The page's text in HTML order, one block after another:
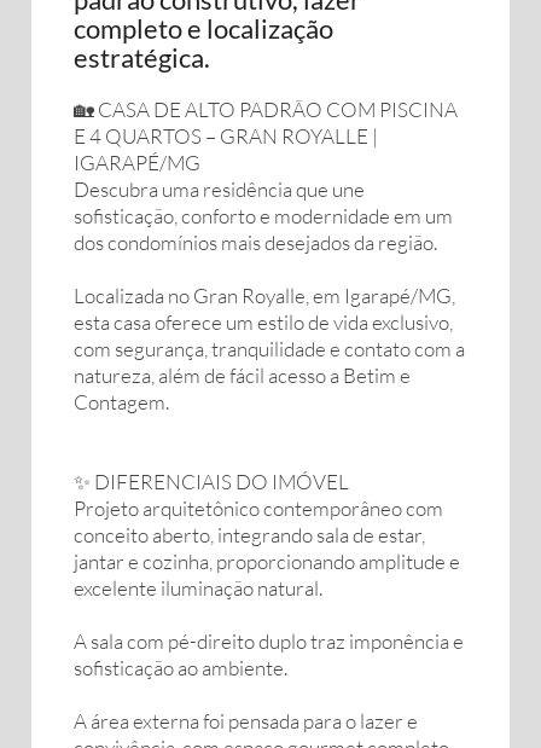
completo e localização
estratégica.
🏡 CASA DE ALTO PADRÃO COM PISCINA
E 4 QUARTOS – GRAN ROYALLE |
IGARAPÉ/MG
Descubra uma residência que une
sofisticação, conforto e modernidade em um
dos condomínios mais desejados da região.
Localizada no Gran Royalle, em Igarapé/MG,
esta casa oferece um estilo de vida exclusivo,
com segurança, tranquilidade e contato com a
natureza, além de fácil acesso a Betim e
Contagem.
✨ DIFERENCIAIS DO IMÓVEL
Projeto arquitetônico contemporâneo com
conceito aberto, integrando sala de estar,
jantar e cozinha, proporcionando amplitude e
excelente iluminação natural.
A sala com pé-direito duplo traz imponência e
sofisticação ao ambiente.
A área externa foi pensada para o lazer e